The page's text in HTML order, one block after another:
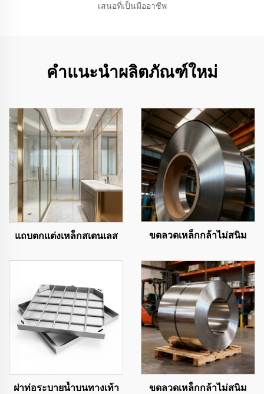
เสนอที่เป็นมืออาชีพ
คำแนะนำผลิตภัณฑ์ใหม่
แถบตกแต่งเหล็กสเตนเลส ขดลวดเหล็กกล้าไม่สนิม
ฝาท่อระบายน้ำบนทางเท้า ขดลวดเหล็กกล้าไม่สนิม